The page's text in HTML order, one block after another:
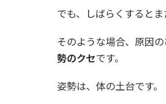
でも、しばらくするとま
そのような場合、原因の
勢のクセです。
姿勢は、体の土台です。